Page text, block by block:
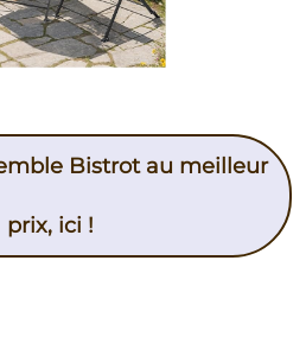
Bistrot au meilleur
prix, ici !